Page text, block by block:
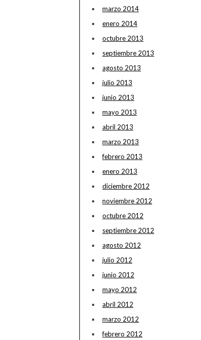
marzo 2014
enero 2014
octubre 2013
septiembre 2013
agosto 2013
julio 2013
junio 2013
mayo 2013
abril 2013
marzo 2013
febrero 2013
enero 2013
diciembre 2012
noviembre 2012
octubre 2012
septiembre 2012
agosto 2012
julio 2012
junio 2012
mayo 2012
abril 2012
marzo 2012
febrero 2012